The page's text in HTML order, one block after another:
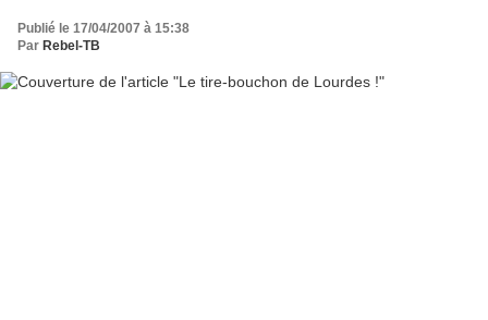
Publié le 17/04/2007 à 15:38
Par Rebel-TB